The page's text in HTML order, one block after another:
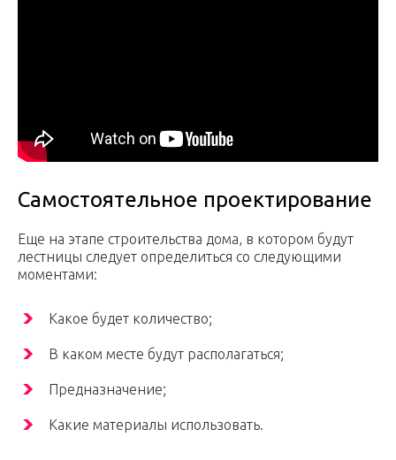
Самостоятельное проектирование
Еще на этапе строительства дома, в котором будут
лестницы следует определиться со следующими
моментами:
Какое будет количество;
В каком месте будут располагаться;
Предназначение;
Какие материалы использовать.